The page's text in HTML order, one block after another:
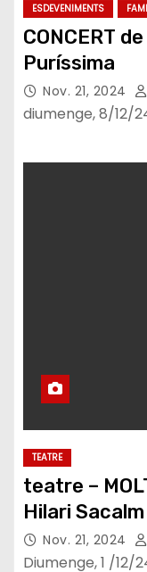
ESDEVENIMENTS
CONCERT de la vetllada de la
Puríssima
Nov. 21, 2024
diumenge, 8/12/
TEATRE
teatre –
Hilari Sacalm
Nov. 21, 2024
Diumenge, 1 /12/